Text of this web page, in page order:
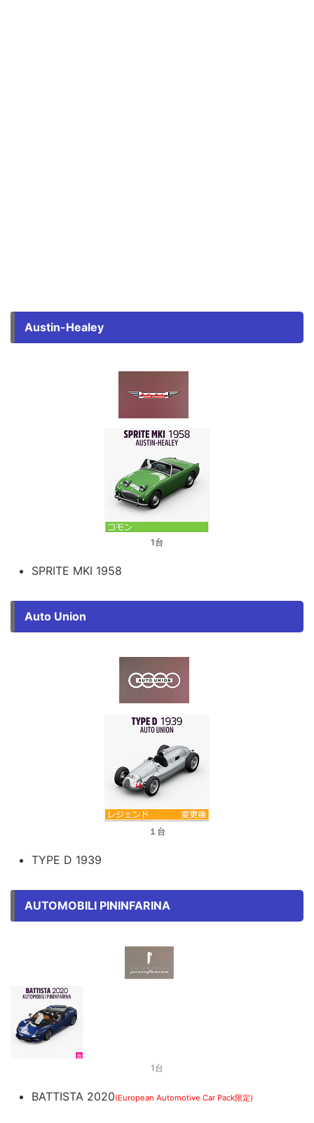
Austin-Healey
1台
SPRITE MKI 1958
Auto Union
１台
TYPE D 1939
AUTOMOBILI PININFARINA
1台
BATTISTA 2020(European Automotive Car Pack限定)